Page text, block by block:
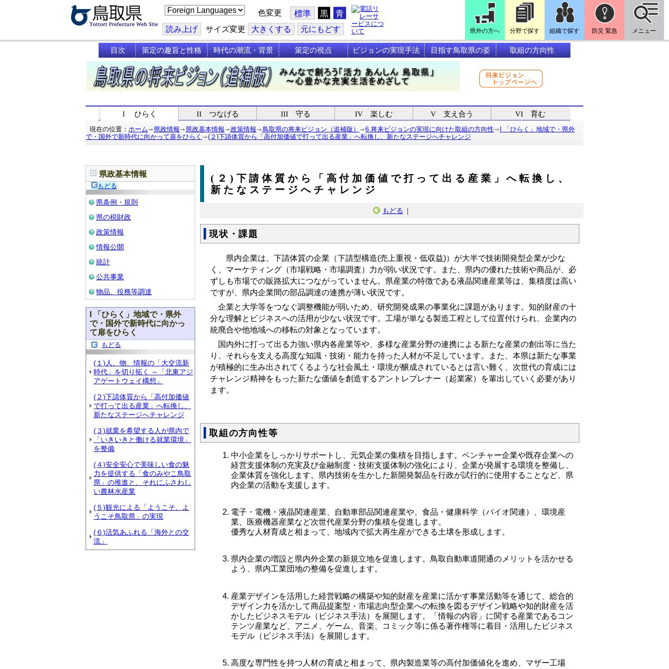
こ
の
ジ
を
翻
訳
す
る
色変更 標準 黒 青
読み上げ サイズ変更 大きくする 元にもどす 県外の方へ 分野で探す 組織で探す 防災 緊急 メニュー
目次 策定の趣旨と性格 時代の潮流・背景 策定の視点 ビジョンの実現手法 目指す鳥取県の姿 取組の方向性
I ひらく II つなげる III 守る IV 楽しむ V 支え合う VI 育む
現在の位置： ホーム 県政情報 県政基本情報 政策情報 鳥取県の将来ビジョン（追補版） 6.将来ビジョンの実現に向けた取組の方向性
I 「ひらく」地域で・県外
で・国外で新時代に向かって扉をひらく
(２)下請体質から「高付加価値で打って出る産業」へ転換し、新たなステージへチャレンジ
県政基本情報
もどる
県条例・規則
県の税財政
政策情報
情報公開
統計
公共事業
物品、役務等調達
I 「ひらく」地域で・県外
で・国外で新時代に向かっ
て扉をひらく
もどる
(１)人、物、情報の「大交流新
時代」を切り拓く ～「北東アジ
アゲートウェイ構想」
(２)下請体質から「高付加価値
で打って出る産業」へ転換し、
新たなステージへチャレンジ
(３)就業を希望する人が県内で
「いきいきと働ける就業環境」
を整備
(４)安全安心で美味しい食の魅
力を提供する「食のみやこ鳥取
県」の推進と、それにふさわし
い農林水産業
(５)観光による「ようこそ、よ
うこそ鳥取県」の実現
(６)活気あふれる「海外との交
流」
(２)下請体質から「高付加価値で打って出る産業」へ転換し、
新たなステージへチャレンジ
もどる ｜
現状・課題
県内企業は、下請体質の企業（下請型構造(売上重視・低収益)）が大半で技術開発型企業が少な
く、マーケティング（市場戦略・市場調査）力が弱い状況です。また、県内の優れた技術や商品が、必
ずしも市場での販路拡大につながっていません。県産業の特徴である液晶関連産業等は、集積度は高い
ですが、県内企業間の部品調達の連携が薄い状況です。
企業と大学等をつなぐ調整機能が弱いため、研究開発成果の事業化に課題があります。知的財産の十
分な理解とビジネスへの活用が少ない状況です。工場が単なる製造工程として位置付けられ、企業内の
統廃合や他地域への移転の対象となっています。
国内外に打って出る力強い県内各産業等や、多様な産業分野の連携による新たな産業の創出等に当た
り、それらを支える高度な知識・技術・能力を持った人材が不足しています。また、本県は新たな事業
が積極的に生み出されてくるような社会風土・環境が醸成されているとは言い難く、次世代の育成には
チャレンジ精神をもった新たな価値を創造するアントレプレナー（起業家）を輩出していく必要があり
ます。
取組の方向性等
中小企業をしっかりサポートし、元気企業の集積を目指します。ベンチャー企業や既存企業への
経営支援体制の充実及び金融制度・技術支援体制の強化により、企業が発展する環境を整備し、
企業体質を強化します。県内技術を生かした新開発製品を行政が試行的に使用することなど、県
内企業の活動を支援します。
電子・電機・液晶関連産業、自動車部品関連産業や、食品・健康科学（バイオ関連）、環境産
業、医療機器産業など次世代産業分野の集積を促進します。
優秀な人材育成と相まって、地域内で拡大再生産ができる土壌を形成します。
県内企業の増設と県内外企業の新規立地を促進します。鳥取自動車道開通のメリットを活かせる
よう、県内工業団地の整備を促進します。
産業デザインを活用した経営戦略の構築や知的財産を産業に活かす事業活動等を通じて、総合的
デザイン力を活かして商品提案型・市場志向型企業への転換を図るデザイン戦略や知的財産を活
かしたビジネスモデル（ビジネス手法）を展開します。「情報の内容」に関する産業であるコン
テンツ産業など、アニメ、ゲーム、音楽、コミック等に係る著作権等に着目・活用したビジネス
モデル（ビジネス手法）を展開します。
高度な専門性を持つ人材の育成と相まって、県内製造業等の高付加価値化を進め、マザー工場